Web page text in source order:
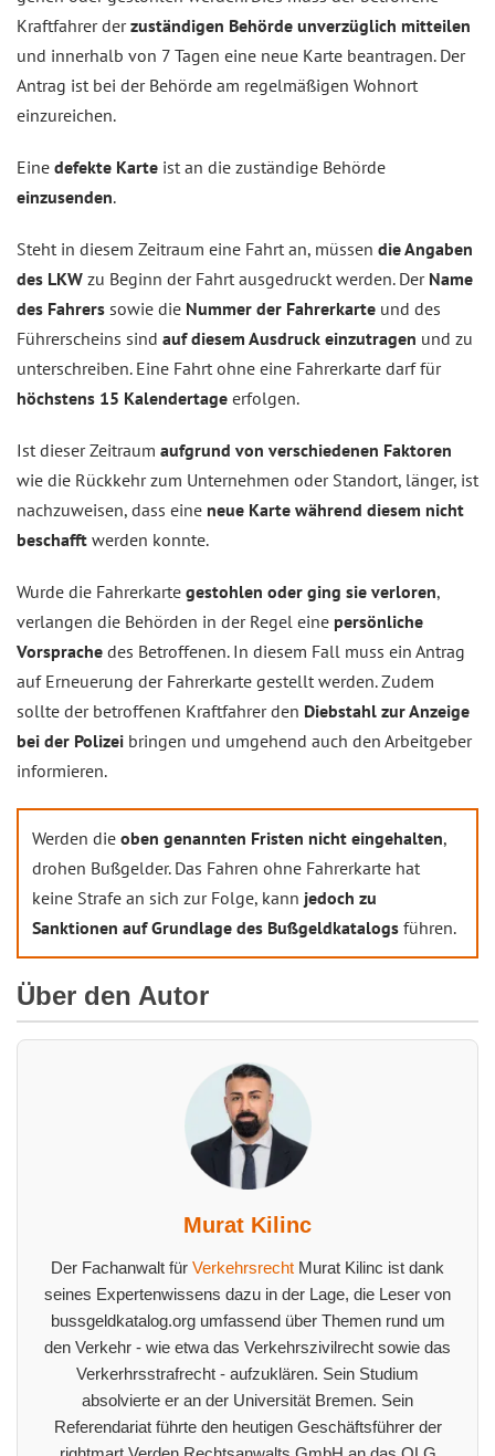
Kraftfahrer derzuständigen Behörde unverzüglich mitteilen
und innerhalb von 7 Tagen eine neue Karte beantragen. Der
Antrag ist bei der Behörde am regelmäßigen Wohnort
einzureichen.
Eine defekte Karte ist an die zuständige Behörde
einzusenden.
Steht in diesem Zeitraum eine Fahrt an, müssen die Angaben
des LKW zu Beginn der Fahrt ausgedruckt werden. Der Name
des Fahrers sowie die Nummer der Fahrerkarte und des
Führerscheins sind auf diesem Ausdruck einzutragen und zu
unterschreiben. Eine Fahrt ohne eine Fahrerkarte darf für
höchstens 15 Kalendertage erfolgen.
Ist dieser Zeitraum aufgrund von verschiedenen Faktoren
wie die Rückkehr zum Unternehmen oder Standort, länger, ist
nachzuweisen, dass eine neue Karte während diesem nicht
beschafft werden konnte.
Wurde die Fahrerkarte gestohlen oder ging sie verloren,
verlangen die Behörden in der Regel eine persönliche
Vorsprache des Betroffenen. In diesem Fall muss ein Antrag
auf Erneuerung der Fahrerkarte gestellt werden. Zudem
sollte der betroffenen Kraftfahrer den Diebstahl zur Anzeige
bei der Polizei bringen und umgehend auch den Arbeitgeber
informieren.
Werden die oben genannten Fristen nicht eingehalten,
drohen Bußgelder. Das Fahren ohne Fahrerkarte hat
keine Strafe an sich zur Folge, kann jedoch zu
Sanktionen auf Grundlage des Bußgeldkatalogs führen.
Über den Autor
Murat Kilinc
Der Fachanwalt für Verkehrsrecht Murat Kilinc ist dank
seines Expertenwissens dazu in der Lage, die Leser von
bussgeldkatalog.org umfassend über Themen rund um
den Verkehr - wie etwa das Verkehrszivilrecht sowie das
Verkerhrsstrafrecht - aufzuklären. Sein Studium
absolvierte er an der Universität Bremen. Sein
Referendariat führte den heutigen Geschäftsführer der